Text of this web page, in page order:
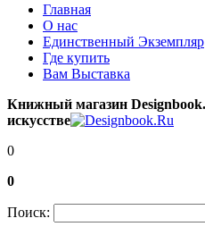
Главная
О нас
Единственный Экземпляр
Где купить
Вам Выставка
Книжный магазин
искусстве
0
0
Поиск: